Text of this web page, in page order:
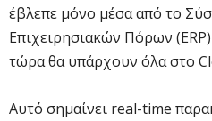
έβλεπε μόνο μέσα από το
Επιχειρησιακών Πόρων
τώρα θα υπάρχουν όλα στο
Αυτό σημαίνει real-time